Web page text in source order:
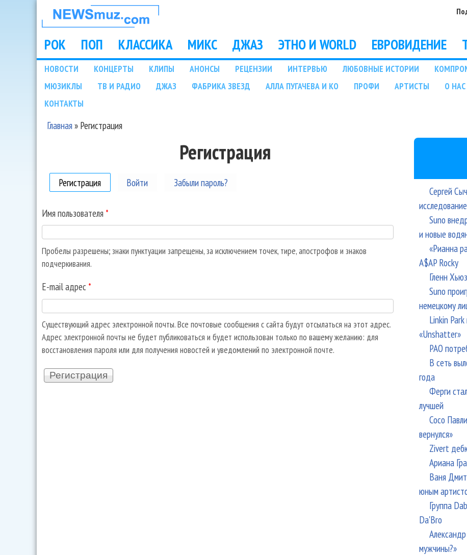
НОВОСТИ
МУЗЫКИ И
ШОУ БИЗНЕСА
NEWSMUZ.COM
Main menu
РОК ПОП КЛАССИКА МИКС ДЖАЗ ЭТНО И WORLD ЕВРОВИДЕНИЕ
Подразделы
НОВОСТИ КОНЦЕРТЫ КЛИПЫ АНОНСЫ РЕЦЕНЗИИ ИНТЕРВЬЮ ЛЮБОВНЫЕ ИСТОРИИ
МЮЗИКЛЫ
ТВ И РАДИО ДЖАЗ ФАБРИКА ЗВЕЗД АЛЛА ПУГАЧЕВА И КО ПРОФИ АРТИСТЫ О НАС
КОНТАКТЫ
Главная» Регистрация
Регистрация
Регистрация (активная вкладка)
Войти Забыли пароль?
Имя пользователя *
Пробелы разрешены; знаки пунктуации запрещены, за исключением точек, тире, апострофов и знаков
подчеркивания.
E-mail адрес *
Существующий адрес электронной почты. Все почтовые сообщения с сайта будут отсылаться на этот адрес.
Адрес электронной почты не будет публиковаться и будет использован только по вашему желанию: для
восстановления пароля или для получения новостей и уведомлений по электронной почте.
Сергей
Suno
и новые
«Рианна
A$AP Rocky
Гленн
Suno
немецкому
Linkin
«Unshatter»
РАО
В сеть
года
Ферги
лучшей
Сосо
вернулся»
Zivert
Ариана
Ваня
юным
Группа
Da'Bro
мужчины?»